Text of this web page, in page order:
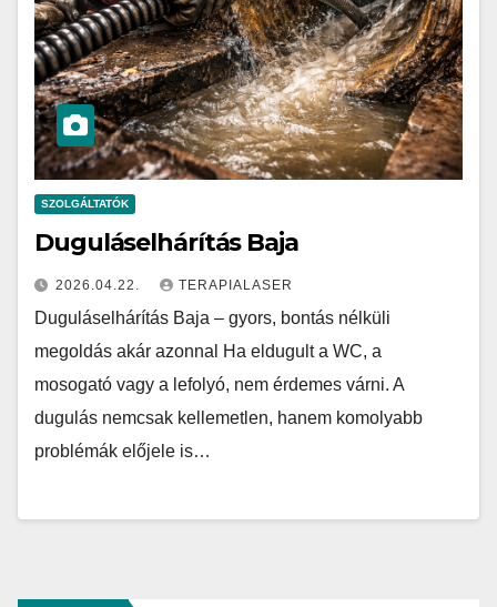
SZOLGÁLTATÓK
Duguláselhárítás Baja
2026.04.22. TERAPIALASER
Duguláselhárítás Baja – gyors, bontás nélküli
megoldás akár azonnal Ha eldugult a WC, a
mosogató vagy a lefolyó, nem érdemes várni. A
dugulás nemcsak kellemetlen, hanem komolyabb
problémák előjele is…